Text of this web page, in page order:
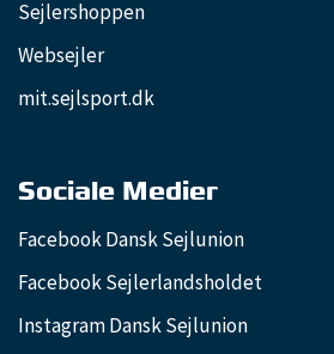
Sejlershoppen
Websejler
mit.sejlsport.dk
Sociale Medier
Facebook Dansk Sejlunion
Facebook Sejlerlandsholdet
Instagram Dansk Sejlunion